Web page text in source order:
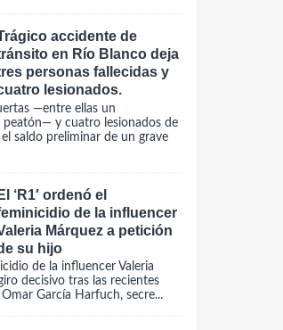
accidente de
en Río Blanco deja
personas fallecidas y
lesionados.
—entre ellas un
peatón— y cuatro lesionados de
saldo preliminar de un grave
El ‘R1′ ordenó el
de la influencer
Márquez a petición
su hijo
de la influencer Valeria
decisivo tras las recientes
García Harfuch, secre...